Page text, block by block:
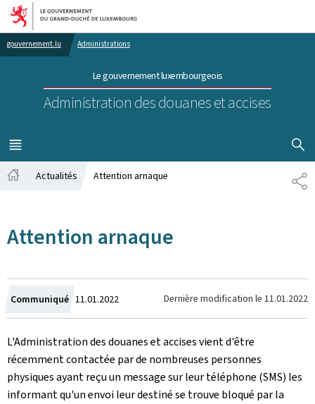
Aller au menu principal
Aller au contenu
gouvernement.lu Administrations
Le gouvernement luxembourgeois
Administration des douanes et accises
MENU
PRINCIPAL
Actualités Attention arnaque
Attention arnaque
Communiqué Crée
le
11.01.2022 Dernière modification le 11.01.2022
L'Administration des douanes et accises vient d'être
récemment contactée par de nombreuses personnes
physiques ayant reçu un message sur leur téléphone (SMS) les
informant qu'un envoi leur destiné se trouve bloqué par la